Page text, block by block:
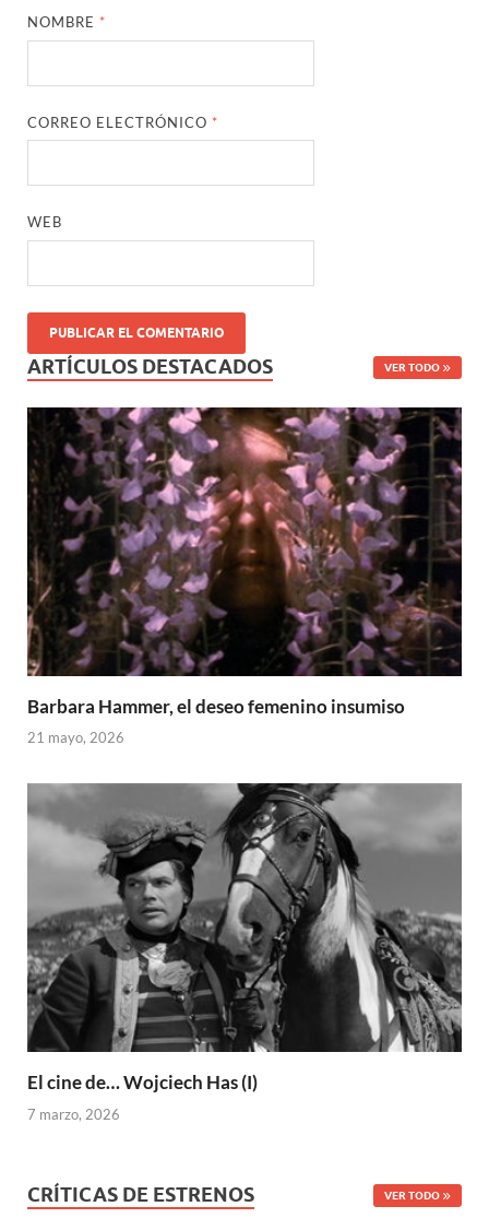
NOMBRE *
CORREO ELECTRÓNICO *
WEB
ARTÍCULOS DESTACADOS VER TODO
Barbara Hammer, el deseo femenino insumiso
21 mayo, 2026
El cine de… Wojciech Has (I)
7 marzo, 2026
CRÍTICAS DE ESTRENOS VER TODO